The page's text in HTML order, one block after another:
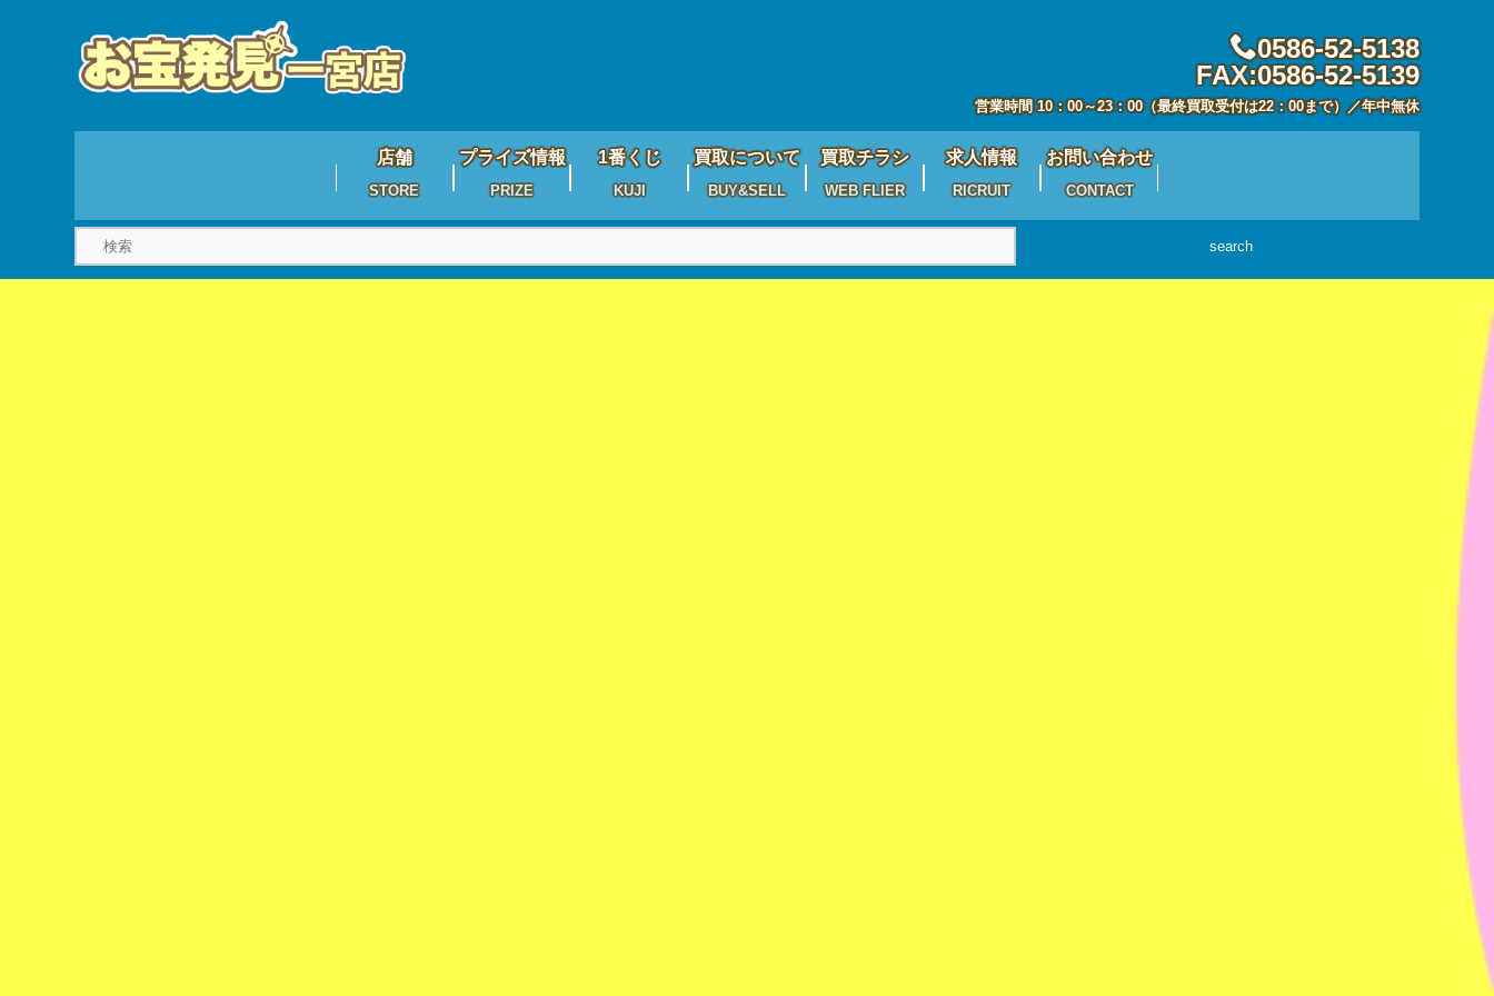
0586-52-5138
FAX:0586-52-5139
営業時間 10：00～23：00（最終買取受付は22：00まで）／年中無休
店舗
STORE
プライズ情報
PRIZE
1番くじ
KUJI
買取について
BUY&SELL
買取チラシ
WEB FLIER
求人情報
RICRUIT
お問い合わせ
CONTACT
search